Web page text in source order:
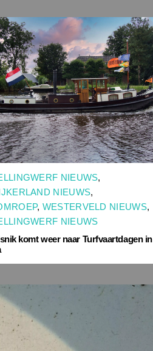
NIEUWS,
NIEUWS,
, WESTERVELD NIEUWS,
NIEUWS
komt weer naar Turfvaartdagen in